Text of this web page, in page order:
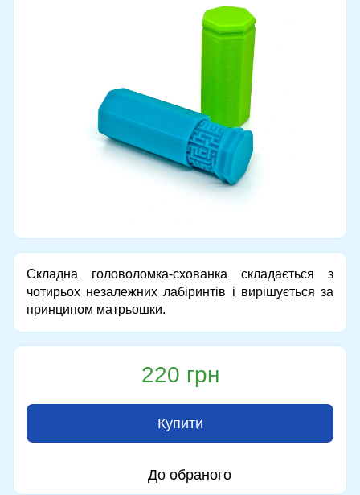
Складна головоломка-схованка складається з
чотирьох незалежних лабіринтів і вирішується за
принципом матрьошки.
220 грн
Купити
До обраного